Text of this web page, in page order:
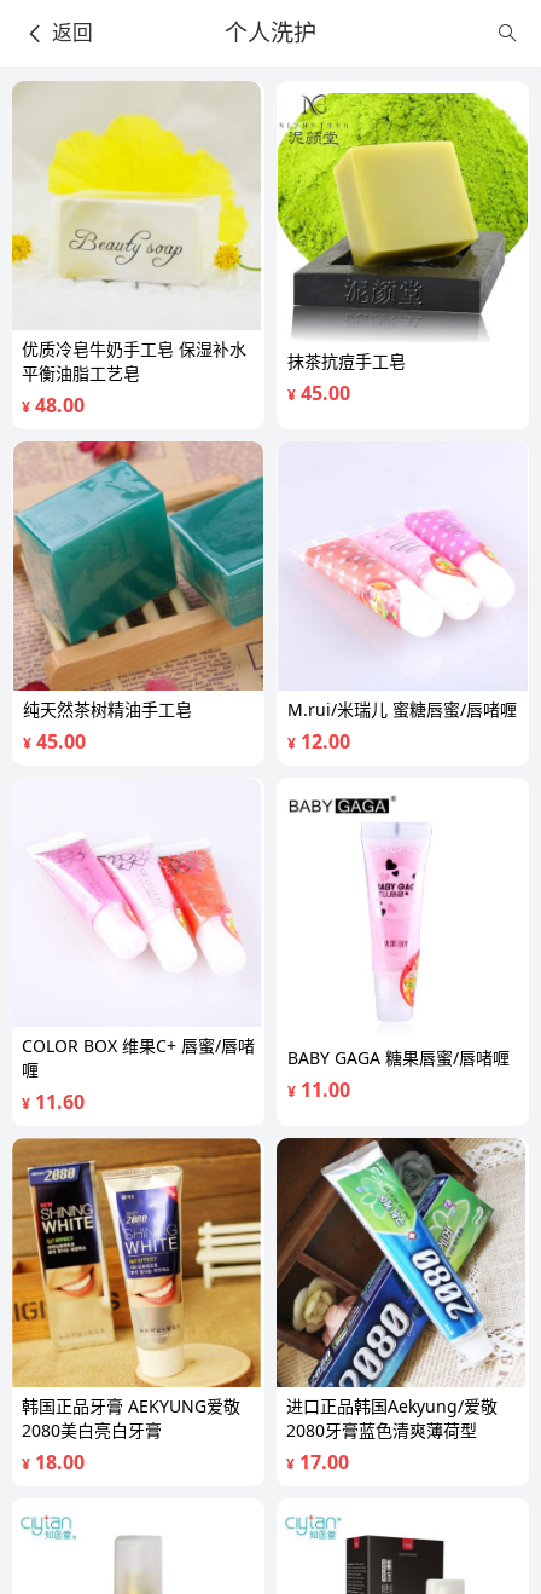
返回 个人洗护
优质冷皂牛奶手工皂 保湿补水
平衡油脂工艺皂
¥ 48.00
抹茶抗痘手工皂
¥ 45.00
纯天然茶树精油手工皂
¥ 45.00
M.rui/米瑞儿 蜜糖唇蜜/唇啫喱
¥ 12.00
COLOR BOX 维果C+ 唇蜜/唇啫
喱
¥ 11.60
BABY GAGA 糖果唇蜜/唇啫喱
¥ 11.00
韩国正品牙膏 AEKYUNG爱敬
2080美白亮白牙膏
¥ 18.00
进口正品韩国Aekyung/爱敬
2080牙膏蓝色清爽薄荷型
¥ 17.00